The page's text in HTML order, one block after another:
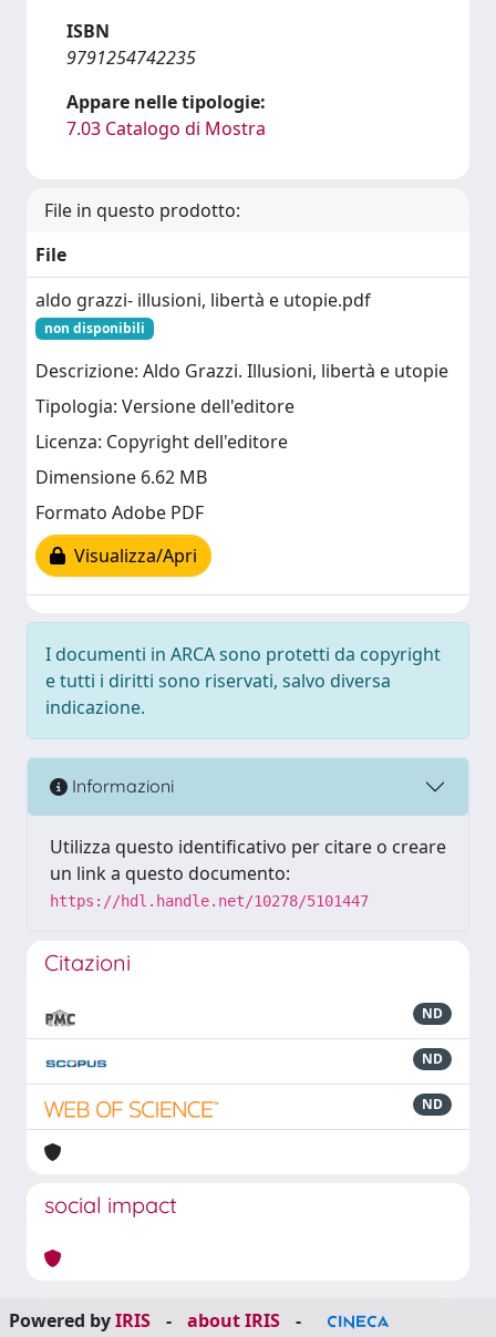
ISBN
9791254742235
Appare nelle tipologie:
7.03 Catalogo di Mostra
File in questo prodotto:
File
aldo grazzi- illusioni, libertà e utopie.pdf
non disponibili
Descrizione: Aldo Grazzi. Illusioni, libertà e utopie
Tipologia: Versione dell'editore
Licenza: Copyright dell'editore
Dimensione 6.62 MB
Formato Adobe PDF
Visualizza/Apri
I documenti in ARCA sono protetti da copyright
e tutti i diritti sono riservati, salvo diversa
indicazione.
Informazioni
Utilizza questo identificativo per citare o creare
un link a questo documento:
https://hdl.handle.net/10278/5101447
Citazioni
ND
ND
ND
social impact
Powered byIRIS - about IRIS
-